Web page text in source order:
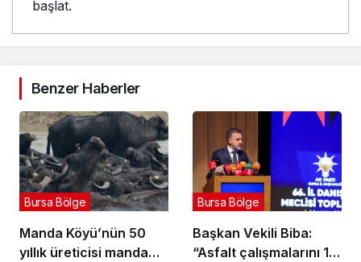
başlat.
Benzer Haberler
Manda Köyü’nün 50
yıllık üreticisi manda
Bursa Bölge
Başkan Vekili Biba:
“Asfalt çalışmalarını 12
Bursa Bölge